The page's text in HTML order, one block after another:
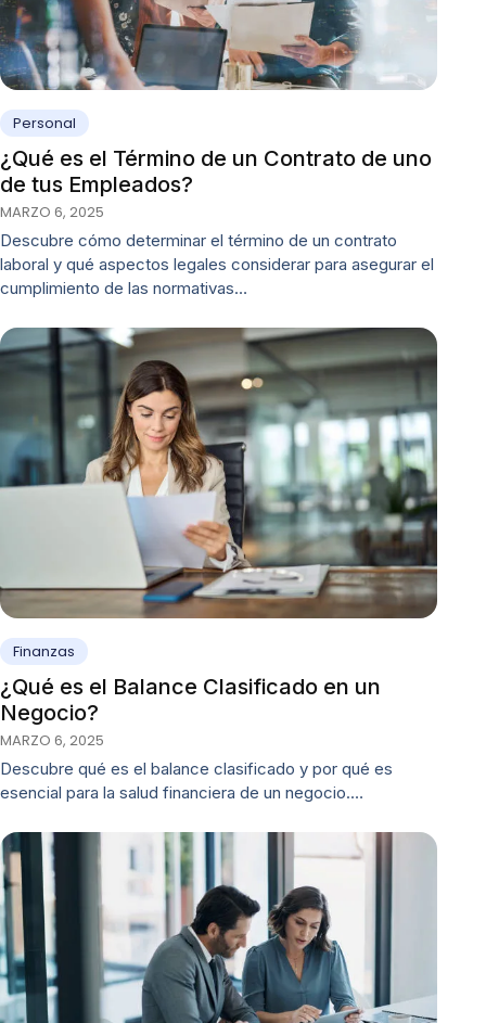
Personal
¿Qué es el Término de un Contrato de uno
de tus Empleados?
MARZO 6, 2025
Descubre cómo determinar el término de un contrato
laboral y qué aspectos legales considerar para asegurar el
cumplimiento de las normativas…
Finanzas
¿Qué es el Balance Clasificado en un
Negocio?
MARZO 6, 2025
Descubre qué es el balance clasificado y por qué es
esencial para la salud financiera de un negocio.…